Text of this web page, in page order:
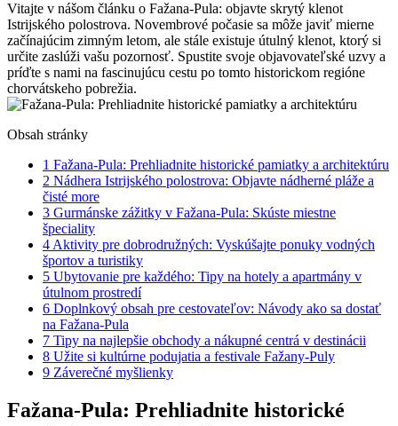
Vitajte v nášom článku o Fažana-Pula: objavte skrytý klenot
Istrijského polostrova. Novembrové počasie sa môže javiť mierne
začínajúcim zimným letom, ale stále existuje útulný klenot, ktorý si
určite zaslúži vašu pozornosť. Spustite svoje objavovateľské uzvy a
príďte s nami na fascinujúcu cestu po tomto historickom regióne
chorvátskeho pobrežia.
Obsah stránky
1 Fažana-Pula: Prehliadnite historické pamiatky a architektúru
2 Nádhera Istrijského polostrova: Objavte nádherné pláže a
čisté more
3 Gurmánske zážitky v Fažana-Pula: Skúste miestne
špeciality
4 Aktivity pre dobrodružných: Vyskúšajte ponuky vodných
športov a turistiky
5 Ubytovanie pre každého: Tipy na hotely a apartmány v
útulnom prostredí
6 Doplnkový obsah pre cestovateľov: Návody ako sa dostať
na Fažana-Pula
7 Tipy na najlepšie obchody a nákupné centrá v destinácii
8 Užite si kultúrne podujatia a festivale Fažany-Puly
9 Záverečné myšlienky
Fažana-Pula: Prehliadnite historické